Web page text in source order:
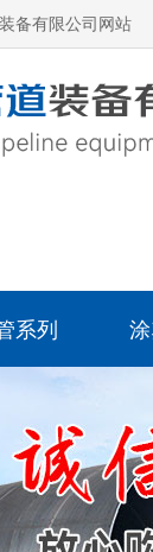
备有限公司网站
系列